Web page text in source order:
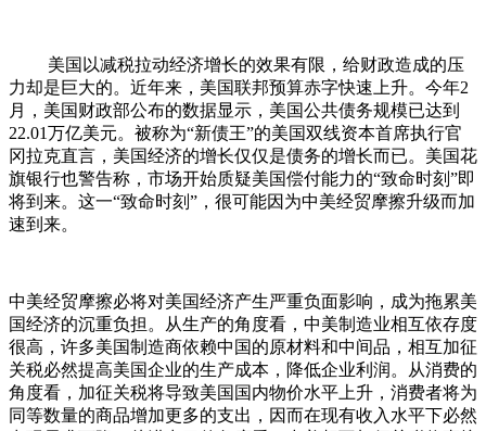
美国以减税拉动经济增长的效果有限，给财政造成的压
力却是巨大的。近年来，美国联邦预算赤字快速上升。今年2
月，美国财政部公布的数据显示，美国公共债务规模已达到
22.01万亿美元。被称为“新债王”的美国双线资本首席执行官
冈拉克直言，美国经济的增长仅仅是债务的增长而已。美国花
旗银行也警告称，市场开始质疑美国偿付能力的“致命时刻”即
将到来。这一“致命时刻”，很可能因为中美经贸摩擦升级而加
速到来。
中美经贸摩擦必将对美国经济产生严重负面影响，成为拖累美
国经济的沉重负担。从生产的角度看，中美制造业相互依存度
很高，许多美国制造商依赖中国的原材料和中间品，相互加征
关税必然提高美国企业的生产成本，降低企业利润。从消费的
角度看，加征关税将导致美国国内物价水平上升，消费者将为
同等数量的商品增加更多的支出，因而在现有收入水平下必然